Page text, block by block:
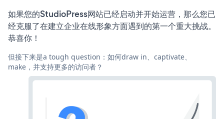
如果您的StudioPress网站已经启动并开始运营，那么您已
经克服了在建立企业在线形象方面遇到的第一个重大挑战。
恭喜你！
但接下来是a tough question：如何draw in、captivate、
make，并支持更多的访问者？